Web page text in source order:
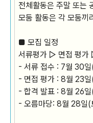
전체활동은 주말 또는
모둠 활동은 각 모둠끼
■ 모집 일정
서류평가 ▷ 면접 평가
- 서류 접수 : 7월 30
- 면접 평가 : 8월 23
- 합격 발표 : 8월 26
- 오름마당: 8월 28일(